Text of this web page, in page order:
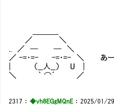
／ ＼
.. ／ ─ ─ ＼
／ -=・=- -=・=- ＼ あー
| （__人__） U |
＼ ｀ ⌒´ ／
2317 ：◆vh8EGgMQnE ：2025/01/